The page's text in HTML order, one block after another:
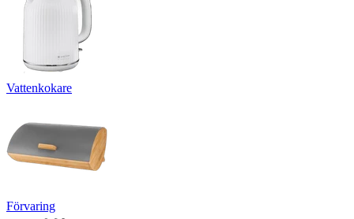
Vattenkokare
Förvaring